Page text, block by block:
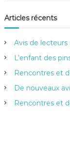
h
e
c
h
r
:
Articles récents
Avis de lecteurs
L’enfant des
Rencontres et
De nouveaux
Rencontres et